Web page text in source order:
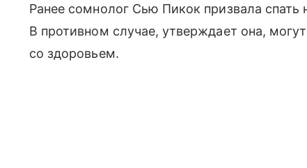
Ранее сомнолог Сью Пикок призвала спать
В противном случае, утверждает она,
со здоровьем.